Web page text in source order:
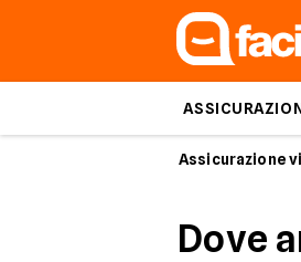
Assicurazione
Dove